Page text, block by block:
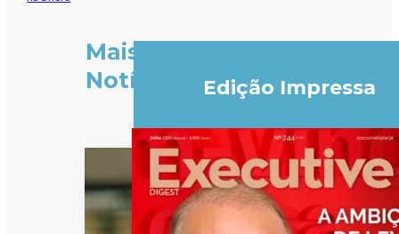
Mais
Notícias
Edição Impressa